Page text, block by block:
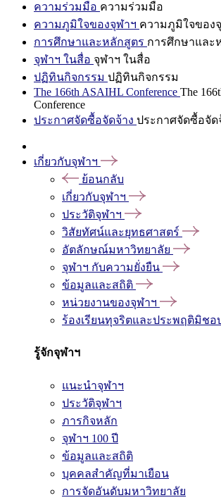
ความร่วมมือ ความร่วมมือ
ความภูมิใจของจุฬาฯ ความภูมิใจของ
การศึกษาและหลักสูตร การศึกษาและ
จุฬาฯ ในสื่อ จุฬาฯ ในสื่อ
ปฏิทินกิจกรรม ปฏิทินกิจกรรม
The 166th ASAIHL Conference The
Conference
ประกาศจัดซื้อจัดจ้าง ประกาศจัดซื้อจัด
เกี่ยวกับจุฬาฯ
ย้อนกลับ
เกี่ยวกับจุฬาฯ
ประวัติจุฬาฯ
วิสัยทัศน์และยุทธศาสตร์
อัตลักษณ์มหาวิทยาลัย
จุฬาฯ กับความยั่งยืน
ข้อมูลและสถิติ
หน่วยงานของจุฬาฯ
ร้องเรียนทุจริตและประพฤติมิชอ
รู้จักจุฬาฯ
แนะนำจุฬาฯ
ประวัติจุฬาฯ
ภารกิจหลัก
จุฬาฯ 100 ปี
ข้อมูลและสถิติ
บุคคลสำคัญที่มาเยือน
การจัดอันดับมหาวิทยาลัย